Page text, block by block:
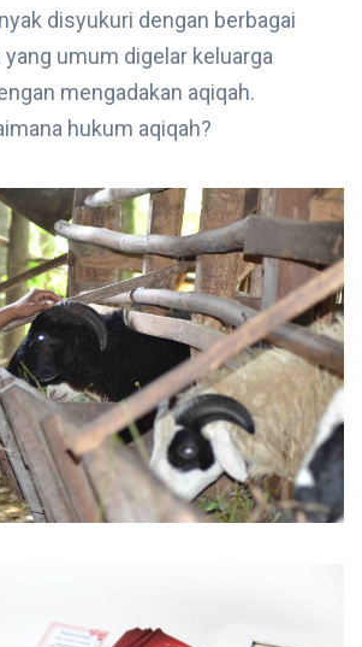
disyukuri dengan berbagai
yang umum digelar keluarga
mengadakan aqiqah.
hukum aqiqah?